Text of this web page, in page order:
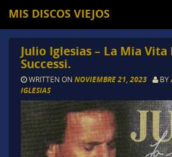
MIS DISCOS VIEJOS
Julio Iglesias – La Mia Vita
Successi.
WRITTEN ON NOVIEMBRE 21, 2023 BY
IGLESIAS